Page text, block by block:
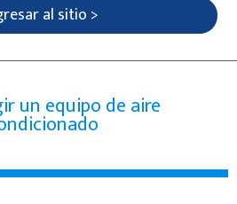
al sitio >
un equipo de aire